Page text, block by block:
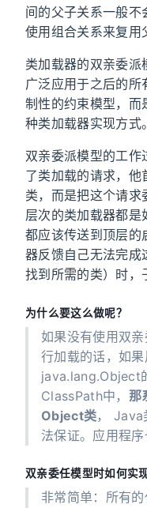
间的父子关系一般
使用组合关系来复用
类加载器的双亲委
广泛应用于之后的
制性的约束模型，
种类加载器实现方式。
双亲委派模型的工作
了类加载的请求，
类，而是把这个请
层次的类加载器都
都应该传送到顶层的
器反馈自己无法完成
找到所需的类）时，
为什么要这么做呢？
如果没有使用双
行加载的话，如
java.lang.Object
ClassPath中， 那
Object类， Java
法保证。应用程序
双亲委任模型时如何实
非常简单：所有